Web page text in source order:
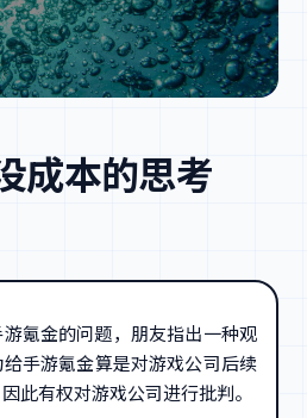
成本的思考
氪金的问题，朋友指出一种观
手游氪金算是对游戏公司后续
此有权对游戏公司进行批判。